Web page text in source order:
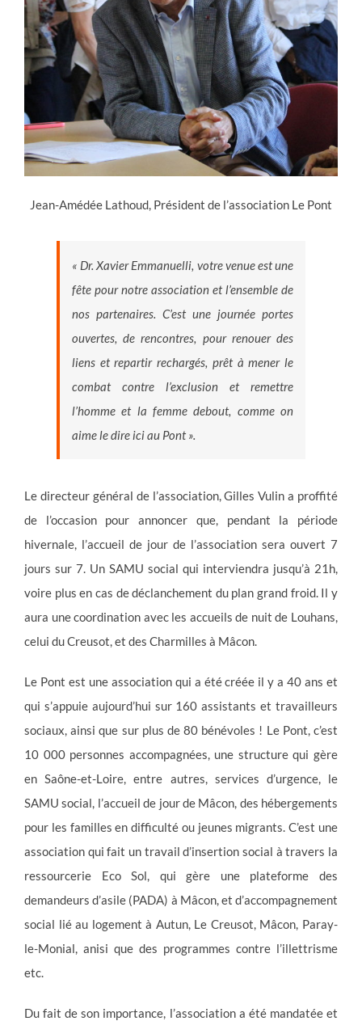
Jean-Amédée Lathoud, Président de l’association Le Pont
« Dr. Xavier Emmanuelli, votre venue est une
fête pour notre association et l’ensemble de
nos partenaires. C’est une journée portes
ouvertes, de rencontres, pour renouer des
liens et repartir rechargés, prêt à mener le
combat contre l’exclusion et remettre
l’homme et la femme debout, comme on
aime le dire ici au Pont ».
Le directeur général de l’association, Gilles Vulin a proffité
de l’occasion pour annoncer que, pendant la période
hivernale, l’accueil de jour de l’association sera ouvert 7
jours sur 7. Un SAMU social qui interviendra jusqu’à 21h,
voire plus en cas de déclanchement du plan grand froid. Il y
aura une coordination avec les accueils de nuit de Louhans,
celui du Creusot, et des Charmilles à Mâcon.
Le Pont est une association qui a été créée il y a 40 ans et
qui s’appuie aujourd’hui sur 160 assistants et travailleurs
sociaux, ainsi que sur plus de 80 bénévoles ! Le Pont, c’est
10 000 personnes accompagnées, une structure qui gère
en Saône-et-Loire, entre autres, services d’urgence, le
SAMU social, l’accueil de jour de Mâcon, des hébergements
pour les familles en difficulté ou jeunes migrants. C’est une
association qui fait un travail d’insertion social à travers la
ressourcerie Eco Sol, qui gère une plateforme des
demandeurs d’asile (PADA) à Mâcon, et d’accompagnement
social lié au logement à Autun, Le Creusot, Mâcon, Paray-
le-Monial, anisi que des programmes contre l’illettrisme
etc.
Du fait de son importance, l’association a été mandatée et